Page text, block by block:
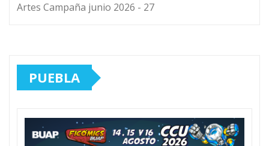
Artes Campaña junio 2026 - 27
PUEBLA